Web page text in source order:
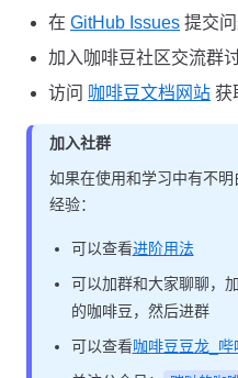
在 GitHub Issues 提交
加入咖啡豆社区交流群
访问 咖啡豆文档网站 获
加入社群
如果在使用和学习中有不
经验：
可以查看进阶用法
可以加群和大家聊聊，
的咖啡豆，然后进群
可以查看咖啡豆豆龙_哔